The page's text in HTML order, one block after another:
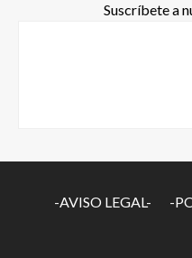
Suscríbete a
-AVISO LEGAL- -